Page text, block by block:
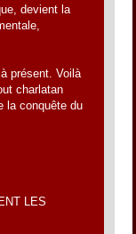
devient la
présent. Voilà
charlatan
la conquête du
LES